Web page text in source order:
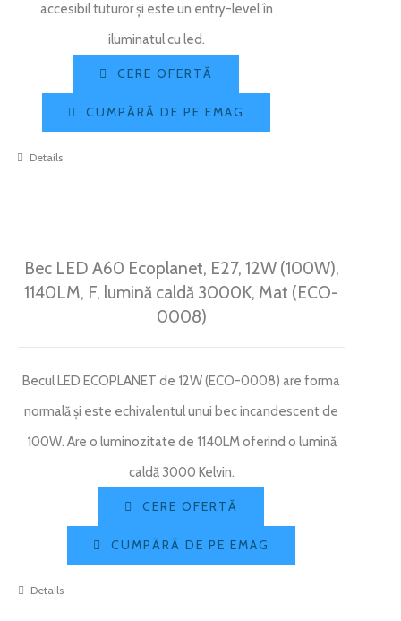
accesibil tuturor și este un entry-level în
iluminatul cu led.
CERE OFERTĂ
CUMPĂRĂ DE PE EMAG
Details
Bec LED A60 Ecoplanet, E27, 12W (100W),
1140LM, F, lumină caldă 3000K, Mat (ECO-
0008)
Becul LED ECOPLANET de 12W (ECO-0008) are forma
normală și este echivalentul unui bec incandescent de
100W. Are o luminozitate de 1140LM oferind o lumină
caldă 3000 Kelvin.
CERE OFERTĂ
CUMPĂRĂ DE PE EMAG
Details